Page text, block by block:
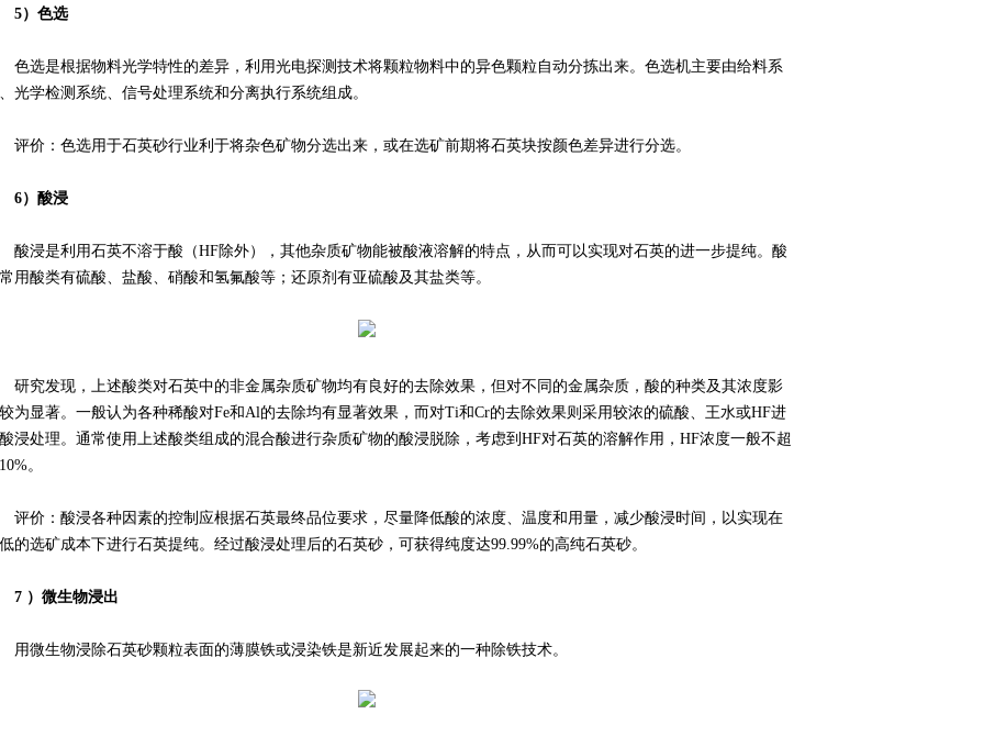
5）色选
色选是根据物料光学特性的差异，利用光电探测技术将颗粒物料中的异色颗粒自动分拣出来。色选机主要由给料系
光学检测系统、信号处理系统和分离执行系统组成。
评价：色选用于石英砂行业利于将杂色矿物分选出来，或在选矿前期将石英块按颜色差异进行分选。
6）酸浸
酸浸是利用石英不溶于酸（HF除外），其他杂质矿物能被酸液溶解的特点，从而可以实现对石英的进一步提纯。酸
用酸类有硫酸、盐酸、硝酸和氢氟酸等；还原剂有亚硫酸及其盐类等。
研究发现，上述酸类对石英中的非金属杂质矿物均有良好的去除效果，但对不同的金属杂质，酸的种类及其浓度影
为显著。一般认为各种稀酸对Fe和Al的去除均有显著效果，而对Ti和Cr的去除效果则采用较浓的硫酸、王水或HF进
浸处理。通常使用上述酸类组成的混合酸进行杂质矿物的酸浸脱除，考虑到HF对石英的溶解作用，HF浓度一般不超
。
评价：酸浸各种因素的控制应根据石英最终品位要求，尽量降低酸的浓度、温度和用量，减少酸浸时间，以实现在
的选矿成本下进行石英提纯。经过酸浸处理后的石英砂，可获得纯度达99.99%的高纯石英砂。
7 ）微生物浸出
用微生物浸除石英砂颗粒表面的薄膜铁或浸染铁是新近发展起来的一种除铁技术。